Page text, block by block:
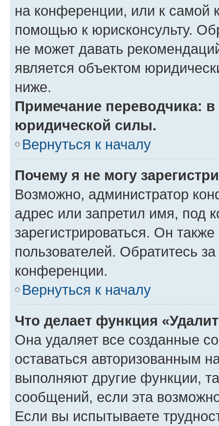
на конференции, или к самой
помощью к юрисконсульту.
не может давать
является объектом
ниже.
Примечание переводчика:
юридической силы.
Вернуться к началу
Почему я не могу
Возможно, администратор
адрес или запретил имя, под
зарегистрироваться. Он
пользователей. Обратитесь
конференции.
Вернуться к началу
Что делает функция
Она удаляет все созданные
оставаться авторизованным
выполняют другие функции,
сообщений, если эта
Если вы испытываете